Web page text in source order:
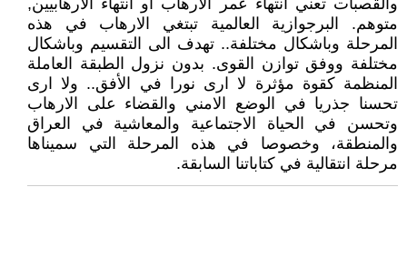
والقصبات تعني انتهاء عمر الارهاب او انتهاء الارهابيين,
متوهم. البرجوازية العالمية تبتغي الارهاب في هذه
المرحلة وباشكال مختلفة.. تهدف الى التقسيم وباشكال
مختلفة ووفق توازن القوى. بدون نزول الطبقة العاملة
المنظمة كقوة مؤثرة لا ارى نورا في الأفق.. ولا ارى
تحسنا جذريا في الوضع الامني والقضاء على الارهاب
وتحسن في الحياة الاجتماعية والمعاشية في العراق
والمنطقة، وخصوصا في هذه المرحلة التي سميناها
مرحلة انتقالية في كتاباتنا السابقة.